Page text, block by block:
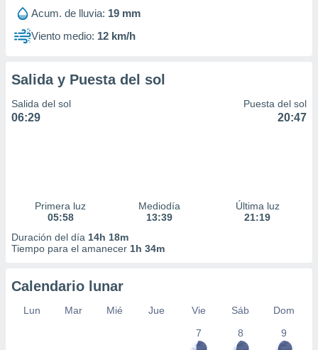
Acum. de lluvia: 19 mm
Viento medio: 12 km/h
Salida y Puesta del sol
Salida del sol
06:29
Puesta del sol
20:47
Primera luz
05:58
Mediodía
13:39
Última luz
21:19
Duración del día 14h 18m
Tiempo para el amanecer 1h 34m
Calendario lunar
Lun Mar Mié Jue Vie Sáb
Dom
7
8 9